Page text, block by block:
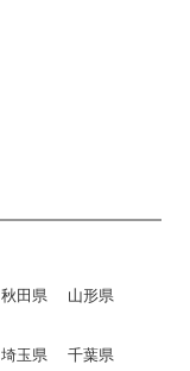
秋田県
山形県
埼玉県
千葉県